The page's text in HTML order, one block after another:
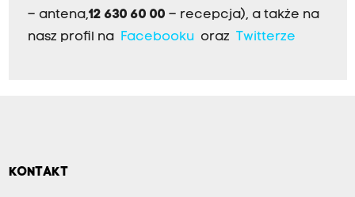
– antena,12 630 60 00 – recepcja), a także na
nasz profil na
Facebookuoraz Twitterze
KONTAKT